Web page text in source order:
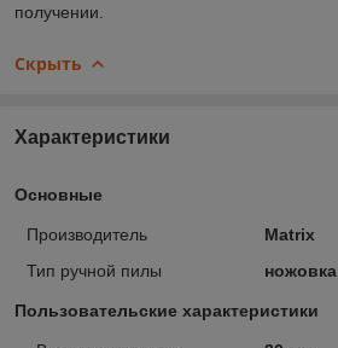
получении.
Скрыть
Характеристики
Основные
Производитель
Matrix
Тип ручной пилы
ножовка
Пользовательские характеристики